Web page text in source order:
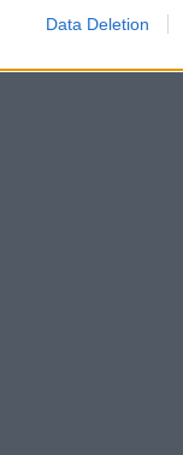
Data Deletion